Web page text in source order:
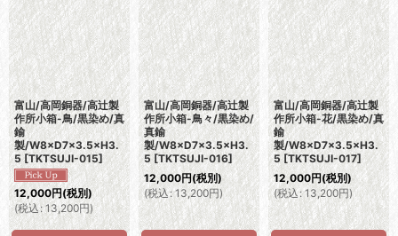
富山/高岡銅器/高辻製
作所小箱-鳥/黒染め/真
鍮
製/W8×D7×3.5×H3.
5 [TKTSUJI-015]
12,000円(税別)
(税込: 13,200円)
富山/高岡銅器/高辻製
作所小箱-鳥々/黒染め/
真鍮
製/W8×D7×3.5×H3.
5 [TKTSUJI-016]
12,000円(税別)
(税込: 13,200円)
富山/高岡銅器/高辻製
作所小箱-花/黒染め/真
鍮
製/W8×D7×3.5×H3.
5 [TKTSUJI-017]
12,000円(税別)
(税込: 13,200円)